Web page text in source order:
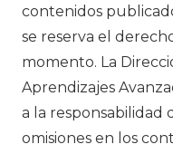
contenidos
se reserva el
momento. La
Aprendizajes
a la responsabilidad
omisiones en los